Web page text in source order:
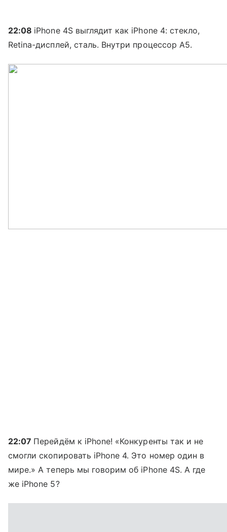
22:08 iPhone 4S выглядит как iPhone 4: стекло,
Retina-дисплей, сталь. Внутри процессор A5.
22:07 Перейдём к iPhone! «Конкуренты так и не
смогли скопировать iPhone 4. Это номер один в
мире.» А теперь мы говорим об iPhone 4S. А где
же iPhone 5?